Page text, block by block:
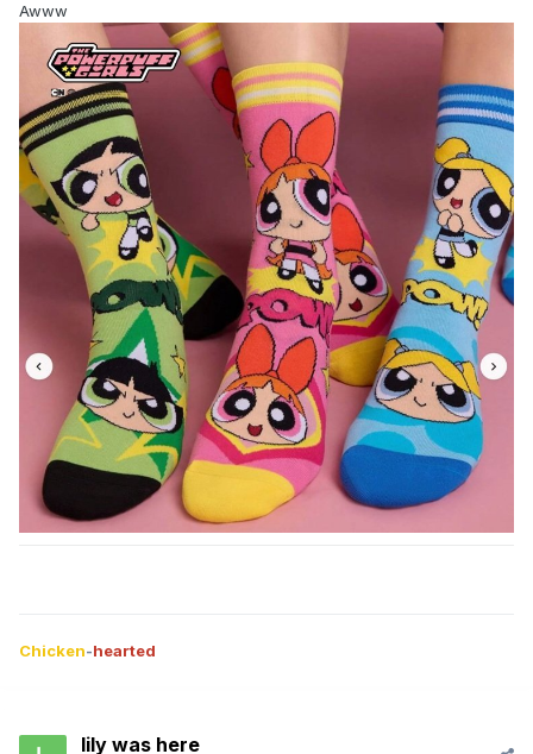
Awww
Chicken-hearted
lily was here